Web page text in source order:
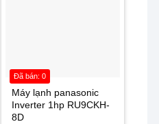
Máy lạnh panasonic
Inverter 1hp RU9CKH-
8D
Đã bán: 0